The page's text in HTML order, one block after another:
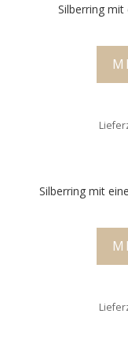
Silberring
Silberring mit